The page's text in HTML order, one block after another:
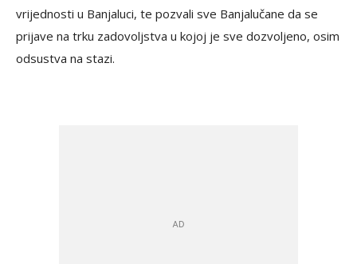
vrijednosti u Banjaluci, te pozvali sve Banjalučane da se
prijave na trku zadovoljstva u kojoj je sve dozvoljeno, osim
odsustva na stazi.